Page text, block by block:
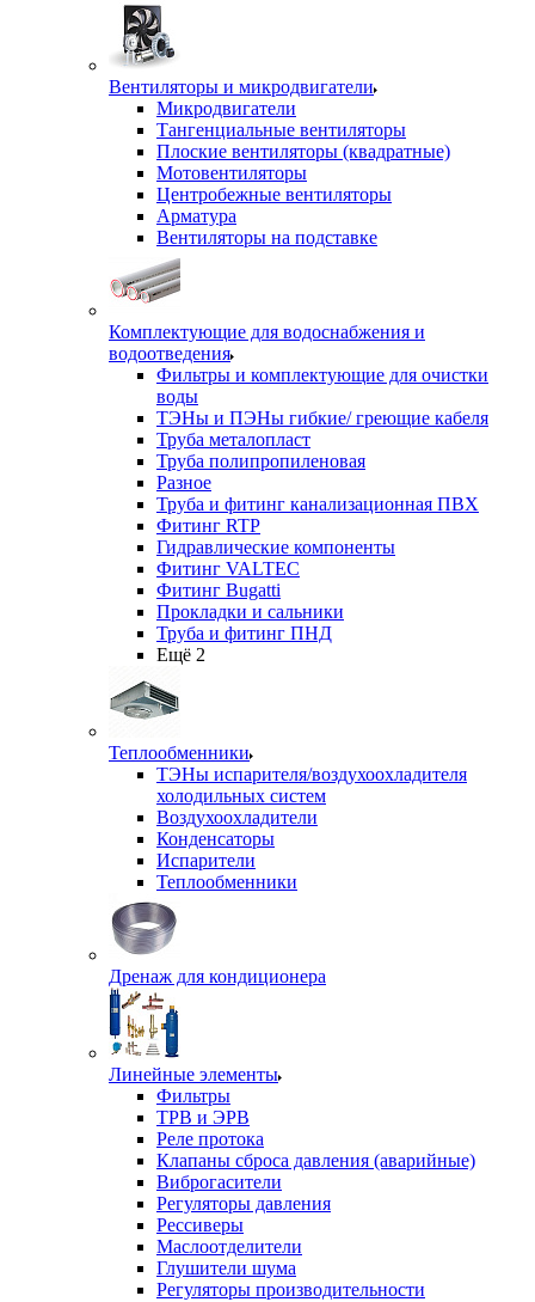
Вентиляторы и микродвигатели
Микродвигатели
Тангенциальные вентиляторы
Плоские вентиляторы (квадратные)
Мотовентиляторы
Центробежные вентиляторы
Арматура
Вентиляторы на подставке
Комплектующие для водоснабжения и
водоотведения
Фильтры и комплектующие для очистки
воды
ТЭНы и ПЭНы гибкие/ греющие кабеля
Труба металопласт
Труба полипропиленовая
Разное
Труба и фитинг канализационная ПВХ
Фитинг RTP
Гидравлические компоненты
Фитинг VALTEC
Фитинг Bugatti
Прокладки и сальники
Труба и фитинг ПНД
Ещё 2
Теплообменники
ТЭНы испарителя/воздухоохладителя
холодильных систем
Воздухоохладители
Конденсаторы
Испарители
Теплообменники
Дренаж для кондиционера
Линейные элементы
Фильтры
ТРВ и ЭРВ
Реле протока
Клапаны сброса давления (аварийные)
Виброгасители
Регуляторы давления
Рессиверы
Маслоотделители
Глушители шума
Регуляторы производительности